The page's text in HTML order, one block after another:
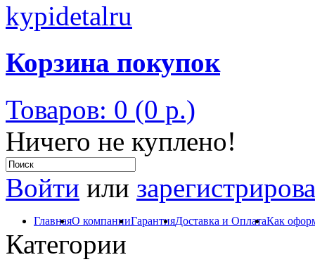
kypidetalru
Корзина покупок
Товаров: 0 (0 р.)
Ничего не куплено!
Войти или
ГлавнаяО компанииГарантияДоставка и ОплатаКак
Категории